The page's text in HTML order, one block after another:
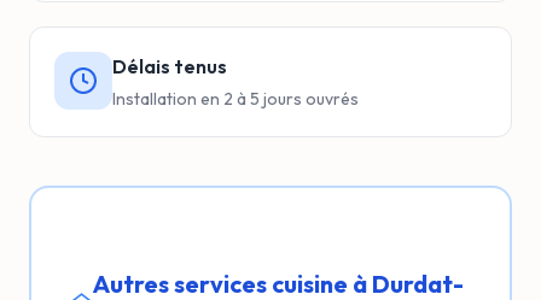
Délais tenus
Installation en 2 à 5 jours ouvrés
Autres services cuisine à Durdat-